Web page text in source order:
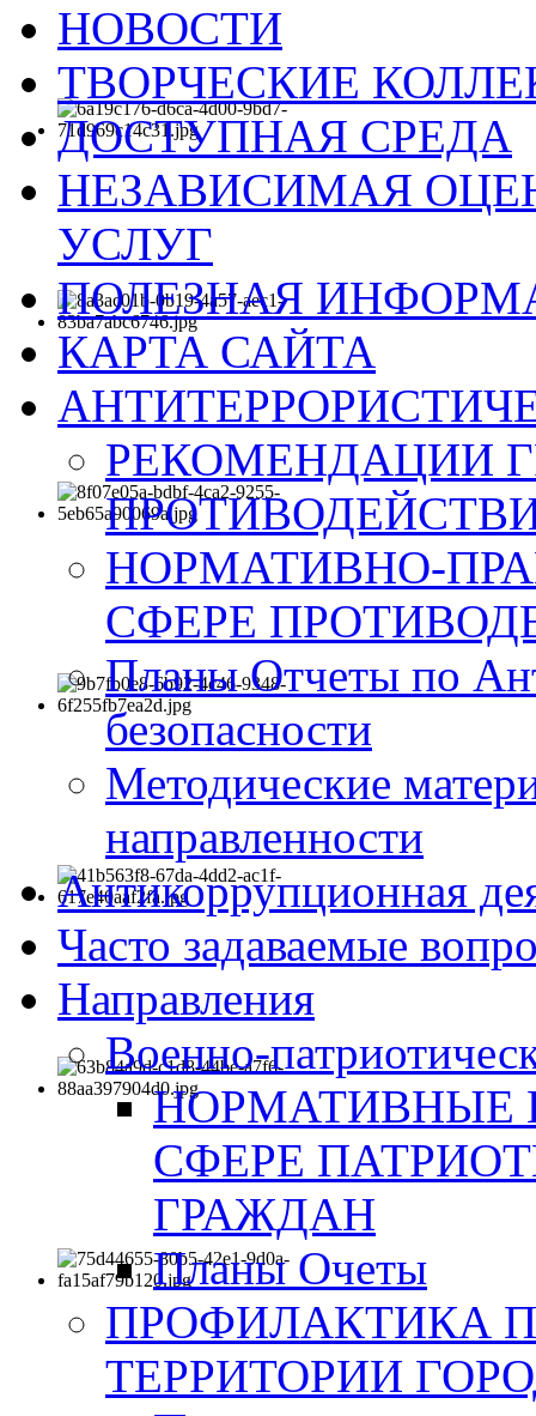
НОВОСТИ
ТВОРЧЕСКИЕ
ДОСТУПНАЯ СРЕДА
НЕЗАВИСИМАЯ
УСЛУГ
ПОЛЕЗНАЯ
КАРТА САЙТА
РЕКОМЕНДАЦИИ
НОРМАТИВНО-
СФЕРЕ
Планы Отчеты по
безопасности
Методические
направленности
Антикоррупционная
Часто задаваемые
Направления
Военно-
НОРМАТИВНЫЕ
СФЕРЕ
ГРАЖДАН
Планы Очеты
ПРОФИЛАКТИКА
ТЕРРИТОРИИ